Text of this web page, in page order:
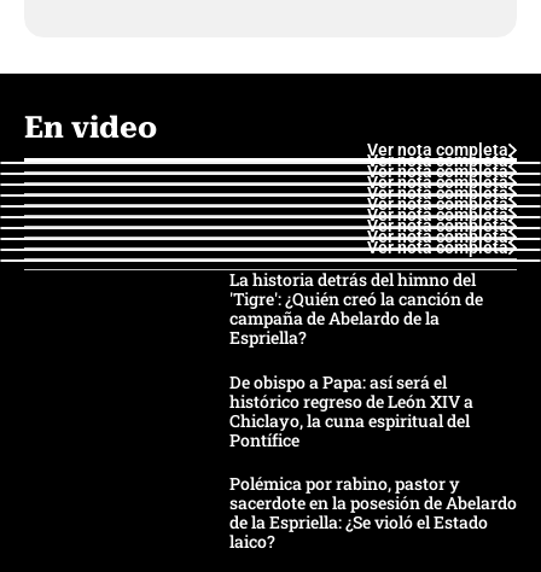
En video
Ver nota completa
Ver nota completa
Ver nota completa
Ver nota completa
Ver nota completa
Ver nota completa
Ver nota completa
Ver nota completa
Ver nota completa
Ver nota completa
La historia detrás del himno del
'Tigre': ¿Quién creó la canción de
campaña de Abelardo de la
Espriella?
De obispo a Papa: así será el
histórico regreso de León XIV a
Chiclayo, la cuna espiritual del
Pontífice
Polémica por rabino, pastor y
sacerdote en la posesión de Abelardo
de la Espriella: ¿Se violó el Estado
laico?